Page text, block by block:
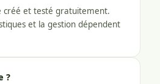
créé et testé gratuitement.
et la gestion dépendent
?